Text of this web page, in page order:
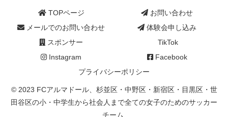
TOPページ
お問い合わせ
メールでのお問い合わせ
体験会申し込み
スポンサー
TikTok
Instagram
Facebook
プライバシーポリシー
© 2023 FCアルマドール、杉並区・中野区・新宿区・目黒区・世
田谷区の小・中学生から社会人まで全ての女子のためのサッカー
チーム.